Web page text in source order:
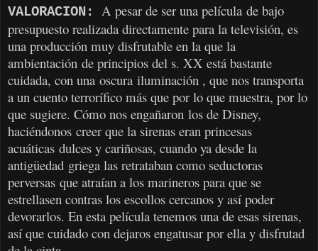
VALORACION: A pesar de ser una película de bajo
presupuesto realizada directamente para la televisión, es
una producción muy disfrutable en la que la
ambientación de principios del s. XX está bastante
cuidada, con una oscura iluminación , que nos transporta
a un cuento terrorífico más que por lo que muestra, por lo
que sugiere. Cómo nos engañaron los de Disney,
haciéndonos creer que la sirenas eran princesas
acuáticas dulces y cariñosas, cuando ya desde la
antigüedad griega las retrataban como seductoras
perversas que atraían a los marineros para que se
estrellasen contras los escollos cercanos y así poder
devorarlos. En esta película tenemos una de esas sirenas,
así que cuidado con dejaros engatusar por ella y disfrutad